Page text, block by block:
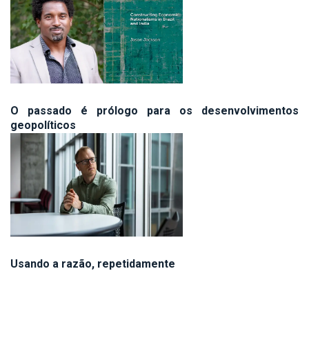
O passado é prólogo para os desenvolvimentos
geopolíticos
Usando a razão, repetidamente